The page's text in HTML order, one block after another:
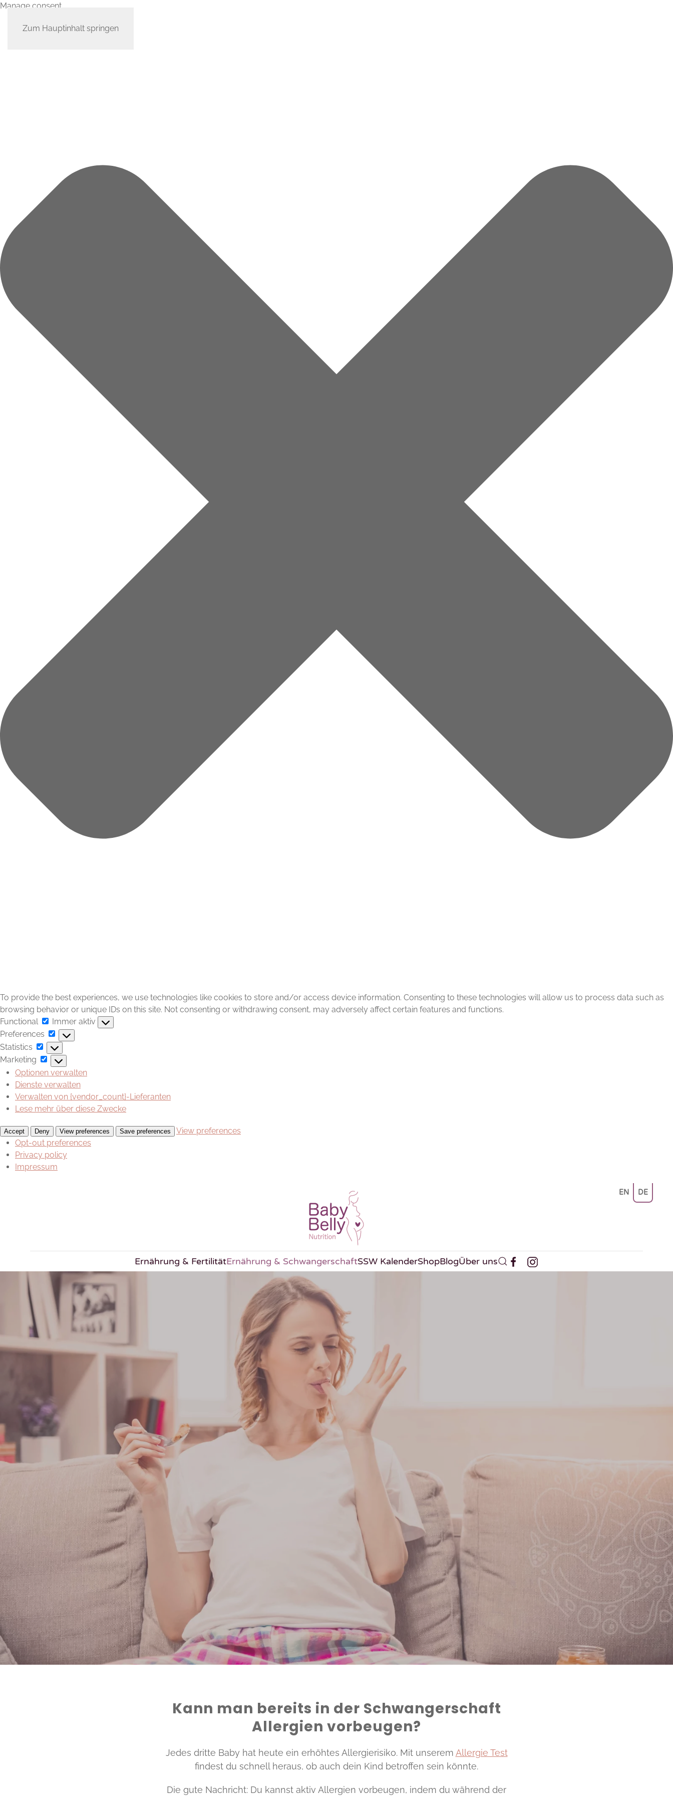
Manage consent
To provide the best experiences, we use technologies like cookies to store and/or access device information. Consenting to these technologies will allow us to process data such as
browsing behavior or unique IDs on this site. Not consenting or withdrawing consent, may adversely affect certain features and functions.
Functional
Functional
Immer aktiv
Preferences
Preferences
Statistics
Statistics
Marketing
Marketing
Optionen verwalten
Dienste verwalten
Verwalten von {vendor_count}-Lieferanten
Lese mehr über diese Zwecke
Accept Deny View preferences Save preferences
View preferences
Opt-out preferences
Privacy policy
Impressum
Zum Hauptinhalt springen
EN DE
Ernährung & FertilitätErnährung & SchwangerschaftSSW KalenderShopBlogÜber uns
Kann man bereits in der Schwangerschaft
Allergien vorbeugen?
Jedes dritte Baby hat heute ein erhöhtes Allergierisiko. Mit unserem Allergie Test
findest du schnell heraus, ob auch dein Kind betroffen sein könnte.
Die gute Nachricht: Du kannst aktiv Allergien vorbeugen, indem du während der